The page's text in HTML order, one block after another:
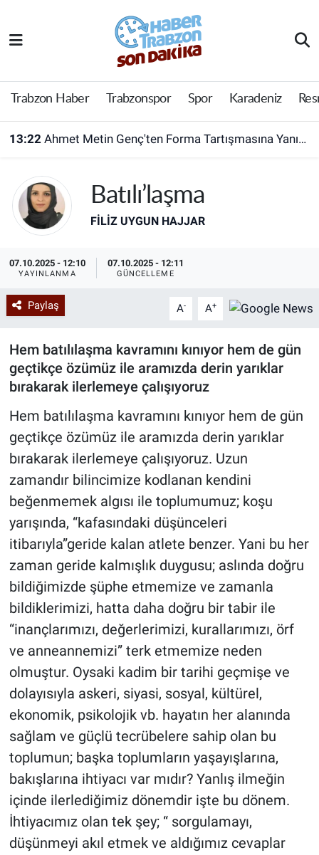
Trabzon Haber Trabzonspor Spor Karadeniz
13:22 Ahmet Metin Genç'ten Forma Tartışmasına Yanıt! Belediyeden Açıklama Geldi
Batılı’laşma
FILIZ UYGUN HAJJAR
07.10.2025 - 12:10
YAYINLANMA
07.10.2025 - 12:11
GÜNCELLEME
Paylaş A- A+
Hem batılılaşma kavramını kınıyor hem de gün
geçtikçe özümüz ile aramızda derin yarıklar
bırakarak ilerlemeye çalışıyoruz
Hem batılılaşma kavramını kınıyor hem de gün
geçtikçe özümüz ile aramızda derin yarıklar
bırakarak ilerlemeye çalışıyoruz. Uzun
zamandır bilincimize kodlanan kendini
beğenmemek algısı ile toplumumuz; koşu
yarışında, “kafasındaki düşünceleri
itibarıyla”geride kalan atlete benzer. Yani bu her
zaman geride kalmışlık duygusu; aslında doğru
bildiğimizde şüphe etmemize ve zamanla
bildiklerimizi, hatta daha doğru bir tabir ile
“inançlarımızı, değerlerimizi, kurallarımızı, örf
ve anneannemizi” terk etmemize neden
olmuştur. Oysaki kadim bir tarihi geçmişe ve
dolayısıyla askeri, siyasi, sosyal, kültürel,
ekonomik, psikolojik vb. hayatın her alanında
sağlam ve güçlü tecrübelere sahip olan bu
toplumun; başka toplumların yaşayışlarına,
bakışlarına ihtiyacı var mıdır? Yanlış ilmeğin
içinde ilerlediğimiz dönemdir işte bu dönem.
İhtiyacımız olan tek şey; “ sorgulamayı,
düşünmeyi akıl etmek ve aldığımız cevaplar
Trabzon Haber
Trabzonspor
Resmi Reklam
Yazarlar
Perde Arkası
Trabzon Nöbetçi Eczaneler
Trabzon Hava Durumu
Süper Lig Puan Durumu ve Fikstür
Tüm Manşetler
Son Dakika Haberleri
Haber Arşivi